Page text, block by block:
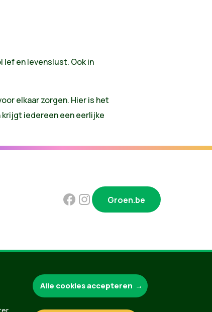
lef en levenslust. Ook in
elkaar zorgen. Hier is het
iedereen een eerlijke
Groen.be
ContactPrivacybeleid
Alle cookies accepteren